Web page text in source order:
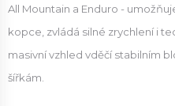
All Mountain a Enduro -
kopce, zvládá silné zrychlení i
masivní vzhled vděčí stabilním
šířkám.